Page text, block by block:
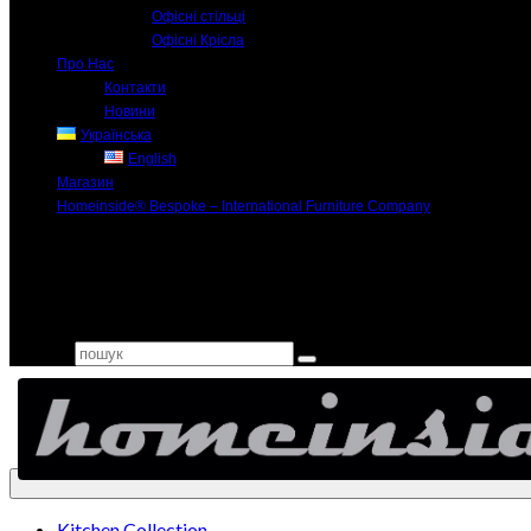
Офісні стільці
Офісні Крісла
Про Нас
Контакти
Новини
Українська
English
Магазин
Homeinside® Bespoke – International Furniture Company